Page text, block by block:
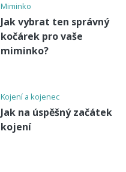
Miminko
Jak vybrat ten správný
kočárek pro vaše
miminko?
Kojení a kojenec
Jak na úspěšný začátek
kojení